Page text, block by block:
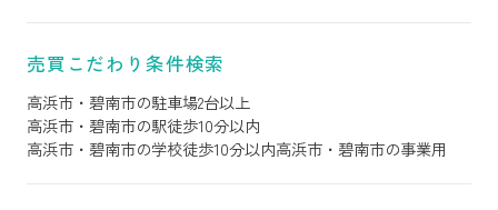
売買こだわり条件検索
高浜市・碧南市の駐車場2台以上
高浜市・碧南市の駅徒歩10分以内
高浜市・碧南市の学校徒歩10分以内高浜市・碧南市の事業用